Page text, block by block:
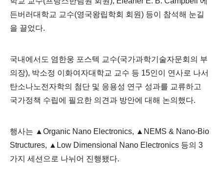
든버러대학교 교수(영국왕립학회 회원) 등이 참석해 눈길
을 끌었다.
국내에서도 염한웅 포스텍 교수(국가과학기술자문회의 부
의장), 박소정 이화여자대학교 교수 등 15인이 연사로 나서
탄소나노전자학의 첨단 및 응용성 연구 성과를 교류하고
국가정책 수립에 필요한 의견과 방안에 대해 논의했다.
행사는 ▲ Organic Nano Electronics, ▲ NEMS & Nano-Bio
Structures, ▲ Low Dimensional Nano Electronics 등의 3
가지 세션으로 나뉘어 진행됐다.